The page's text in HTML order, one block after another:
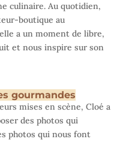
culinaire. Au quotidien,
boutique au
a un moment de libre,
et nous inspire sur son
gourmandes
mises en scène, Cloé a
des photos qui
photos qui nous font